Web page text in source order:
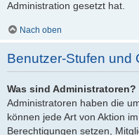
Administration gesetzt hat.
Nach oben
Benutzer-Stufen und
Was sind Administratoren?
Administratoren haben die
können jede Art von Aktion
Berechtigungen setzen,